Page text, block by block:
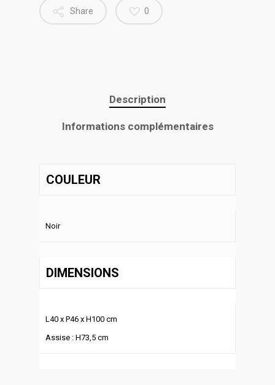
Share 0
Description
Informations complémentaires
COULEUR
Noir
DIMENSIONS
L40 x P46 x H100 cm
Assise : H73,5 cm